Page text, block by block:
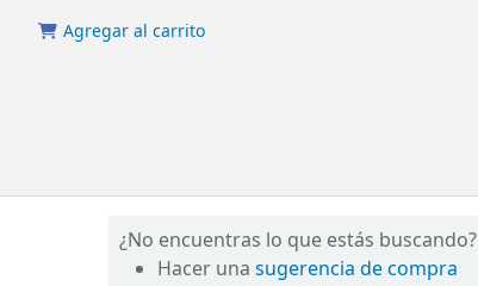
Agregar al carrito
¿No encuentras lo que estás buscando?
Hacer unasugerencia de compra